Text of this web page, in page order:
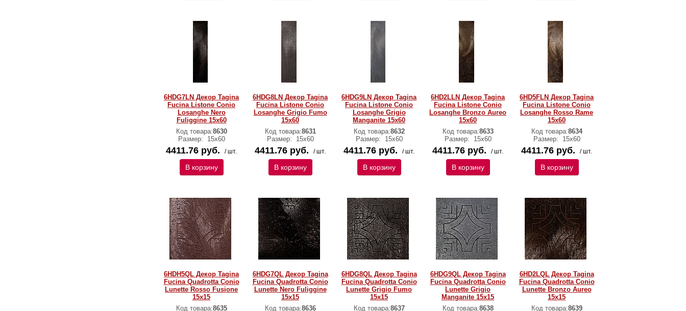
6HDG7LN Декор Tagina
Fucina Listone Conio
Losanghe Nero
Fuliggine 15x60
Код товара:8630
Размер:
15x60
4411.76 руб. / шт.
В корзину
6HDG8LN Декор Tagina
Fucina Listone Conio
Losanghe Grigio Fumo
15x60
Код товара:8631
Размер:
15x60
4411.76 руб. / шт.
В корзину
6HDG9LN Декор Tagina
Fucina Listone Conio
Losanghe Grigio
Manganite 15x60
Код товара:8632
Размер:
15x60
4411.76 руб. / шт.
В корзину
6HD2LLN Декор Tagina
Fucina Listone Conio
Losanghe Bronzo Aureo
15x60
Код товара:8633
Размер:
15x60
4411.76 руб. / шт.
В корзину
6HD5FLN Декор Tagina
Fucina Listone Conio
Losanghe Rosso Rame
15x60
Код товара:8634
Размер:
15x60
4411.76 руб. / шт.
В корзину
6HDH5QL Декор Tagina
Fucina Quadrotta Conio
Lunette Rosso Fusione
15x15
Код товара:8635
6HDG7QL Декор Tagina
Fucina Quadrotta Conio
Lunette Nero Fuliggine
15x15
Код товара:8636
6HDG8QL Декор Tagina
Fucina Quadrotta Conio
Lunette Grigio Fumo
15x15
Код товара:8637
6HDG9QL Декор Tagina
Fucina Quadrotta Conio
Lunette Grigio
Manganite 15x15
Код товара:8638
6HD2LQL Декор Tagina
Fucina Quadrotta Conio
Lunette Bronzo Aureo
15x15
Код товара:8639